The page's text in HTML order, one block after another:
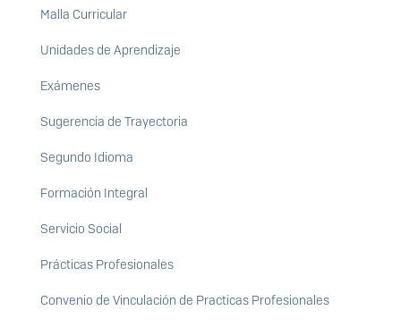
Malla Curricular
Unidades de Aprendizaje
Exámenes
Sugerencia de Trayectoria
Segundo Idioma
Formación Integral
Servicio Social
Prácticas Profesionales
Convenio de Vinculación de Practicas Profesionales